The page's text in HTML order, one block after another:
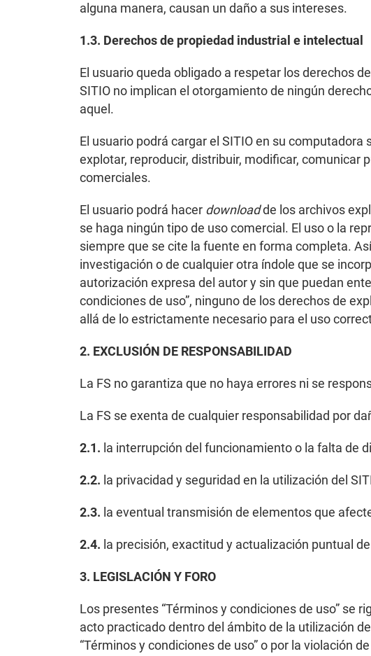
alguna manera, causan un daño a sus intereses.
1.3. Derechos de propiedad industrial e intelectual
El usuario queda obligado a respetar los derechos
SITIO no implican el otorgamiento de ningún
aquel.
El usuario podrá cargar el SITIO en su
explotar, reproducir, distribuir, modificar, comunicar
comerciales.
El usuario podrá hacer downloadde los archivos
se haga ningún tipo de uso comercial. El uso o la
siempre que se cite la fuente en forma completa.
investigación o de cualquier otra índole que se
autorización expresa del autor y sin que puedan
condiciones de uso”, ninguno de los derechos de
allá de lo estrictamente necesario para el uso
2. EXCLUSIÓN DE RESPONSABILIDAD
La FS no garantiza que no haya errores ni se
La FS se exenta de cualquier responsabilidad por
2.1. la interrupción del funcionamiento o la falta de
2.2. la privacidad y seguridad en la utilización del
2.3. la eventual transmisión de elementos que
2.4. la precisión, exactitud y actualización puntual
3. LEGISLACIÓN Y FORO
Los presentes “Términos y condiciones de uso” se
acto practicado dentro del ámbito de la utilización
“Términos y condiciones de uso” o por la violación